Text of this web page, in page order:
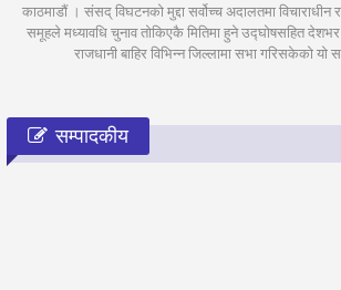
काठमाडौं । संसद् विघटनको मुद्दा सर्वोच्च अदालतमा
समूहले मध्यावधि चुनाव तोकिएकै मितिमा हुने उद्घोषसहित
राजधानी बाहिर विभिन्न जिल्लामा सभा गरिसकेको
सम्पादकीय